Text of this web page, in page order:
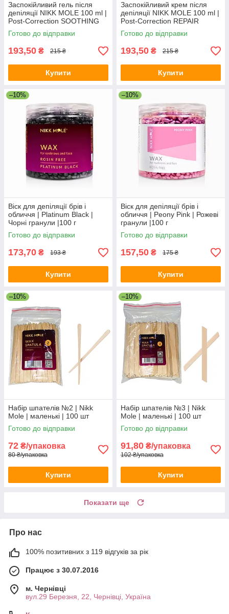
Заспокійливий гель після
депіляції NIKK MOLE 100 ml |
Post-Correction SOOTHING
GEL
Готово до відправки
193,50 ₴ 215 ₴
Купити
Заспокійливий крем після
депіляції NIKK MOLE 100 ml |
Post-Correction REPAIR
CREAM
Готово до відправки
193,50 ₴ 215 ₴
Купити
–10%
Віск для депіляції брів і
обличчя | Platinum Black |
Чорні гранули |100 г
Готово до відправки
173,70 ₴ 193 ₴
Купити
–10%
Віск для депіляції брів і
обличчя | Peony Pink | Рожеві
гранули |100 г
Готово до відправки
157,50 ₴ 175 ₴
Купити
–10%
Набір шпателів №2 | Nikk
Mole | маленькі | 100 шт
Готово до відправки
72 ₴/упаковка
80 ₴/упаковка
Купити
–10%
Набір шпателів №3 | Nikk
Mole | маленькі | 100 шт
Готово до відправки
91,80 ₴/упаковка
102 ₴/упаковка
Купити
Показати ще
Про нас
100% позитивних з 119 відгуків за рік
Працює з 30.07.2016
м. Чернівці
вул.29 Березня, 22, Чернівці, Україна